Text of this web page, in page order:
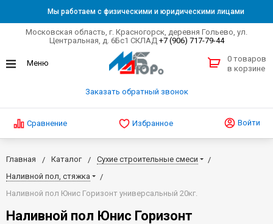
Мы работаем с физическими и юридическими лицами
Московская область, г. Красногорск, деревня Гольево, ул.
Центральная, д. 6Бс1 СКЛАД +7 (906) 717-79-44
Заказать обратный звонок
0 товаров
в корзине
Сравнение Избранное Войти
Главная Каталог
Сухие строительные смеси
Наливной пол, стяжка
Наливной пол Юнис Горизонт универсальный 20кг.
Наливной пол Юнис Горизонт